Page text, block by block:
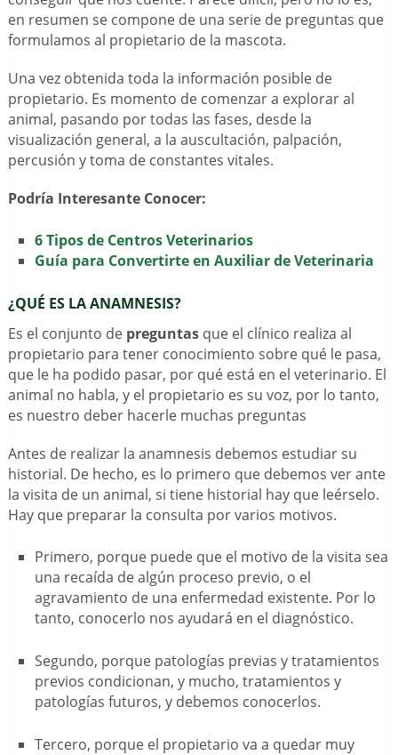
en resumen se compone de una serie de preguntas que
formulamos al propietario de la mascota.
Una vez obtenida toda la información posible de
propietario. Es momento de comenzar a explorar al
animal, pasando por todas las fases, desde la
visualización general, a la auscultación, palpación,
percusión y toma de constantes vitales.
Podría Interesante Conocer:
6 Tipos de Centros Veterinarios
Guía para Convertirte en Auxiliar de Veterinaria
¿QUÉ ES LA ANAMNESIS?
Es el conjunto de preguntas que el clínico realiza al
propietario para tener conocimiento sobre qué le pasa,
que le ha podido pasar, por qué está en el veterinario. El
animal no habla, y el propietario es su voz, por lo tanto,
es nuestro deber hacerle muchas preguntas
Antes de realizar la anamnesis debemos estudiar su
historial. De hecho, es lo primero que debemos ver ante
la visita de un animal, si tiene historial hay que leérselo.
Hay que preparar la consulta por varios motivos.
Primero, porque puede que el motivo de la visita sea
una recaída de algún proceso previo, o el
agravamiento de una enfermedad existente. Por lo
tanto, conocerlo nos ayudará en el diagnóstico.
Segundo, porque patologías previas y tratamientos
previos condicionan, y mucho, tratamientos y
patologías futuros, y debemos conocerlos.
Tercero, porque el propietario va a quedar muy